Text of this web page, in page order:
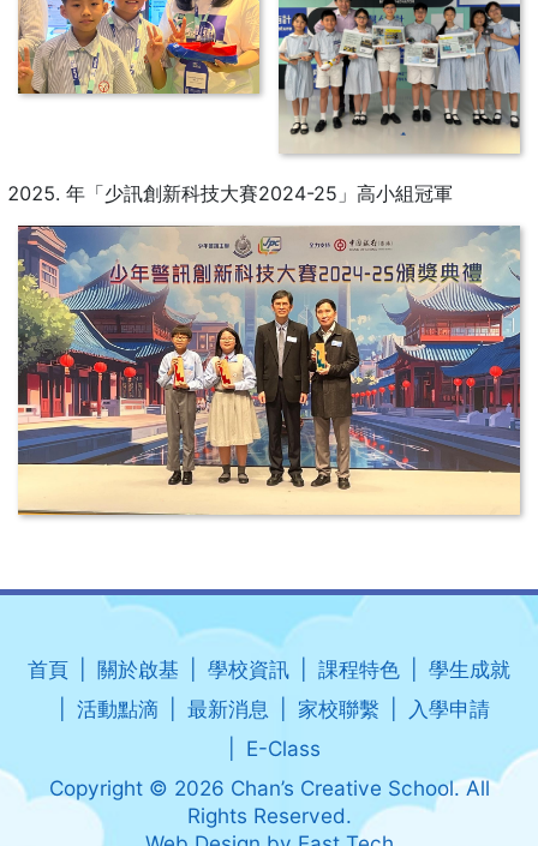
年「少訊創新科技大賽2024-25」高小組冠軍
首頁 關於啟基 學校資訊 課程特色
學生成就
活動點滴
最新消息 家校聯繫
入學申請
E-Class
Copyright © 2026 Chan’s Creative School. All
Rights Reserved.